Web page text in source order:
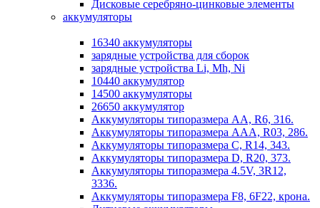
Дисковые серебряно-цинковые элементы
аккумуляторы
16340 аккумуляторы
зарядные устройства для сборок
зарядные устройства Li, Mh, Ni
10440 аккумулятор
14500 аккумуляторы
26650 аккумулятор
Аккумуляторы типоразмера АА, R6, 316.
Аккумуляторы типоразмера ААА, R03, 286.
Аккумуляторы типоразмера С, R14, 343.
Аккумуляторы типоразмера D, R20, 373.
Аккумуляторы типоразмера 4.5V, 3R12,
3336.
Аккумуляторы типоразмера F8, 6F22, крона.